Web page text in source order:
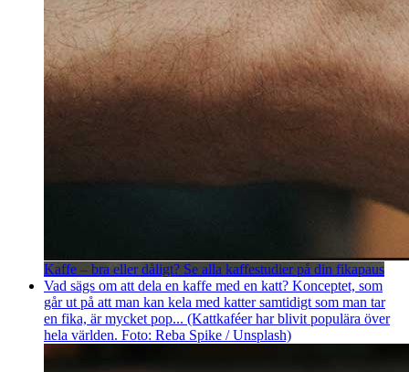
Kaffe – bra eller dåligt? Se alla kaffestudier på din fikapaus
Vad sägs om att dela en kaffe med en katt? Konceptet, som
går ut på att man kan kela med katter samtidigt som man tar
en fika, är mycket pop... (Kattkaféer har blivit populära över
hela världen. Foto: Reba Spike / Unsplash)